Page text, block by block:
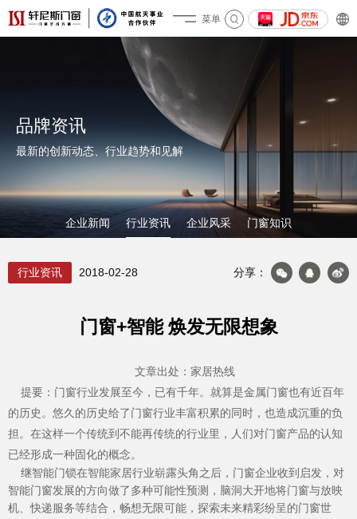
菜单
关于轩尼斯
产品&案例
品牌资讯
最新的创新动态、行业趋势和见解
企业新闻 行业资讯 企业风采 门窗知识
行业资讯 2018-02-28 分享：
门窗+智能 焕发无限想象
文章出处：家居热线
提要：门窗行业发展至今，已有千年。就算是金属门窗也有近百年
的历史。悠久的历史给了门窗行业丰富积累的同时，也造成沉重的负
担。在这样一个传统到不能再传统的行业里，人们对门窗产品的认知
已经形成一种固化的概念。
继智能门锁在智能家居行业崭露头角之后，门窗企业收到启发，对
智能门窗发展的方向做了多种可能性预测，脑洞大开地将门窗与放映
机、快递服务等结合，畅想无限可能，探索未来精彩纷呈的门窗世